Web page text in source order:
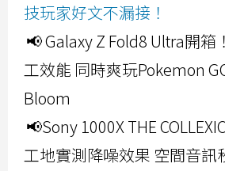
技玩家好文不漏接！
📢 Galaxy Z Fold8 Ultra開
工效能 同時爽玩Pokemon
Bloom
📢Sony 1000X THE
工地實測降噪效果 空間音訊